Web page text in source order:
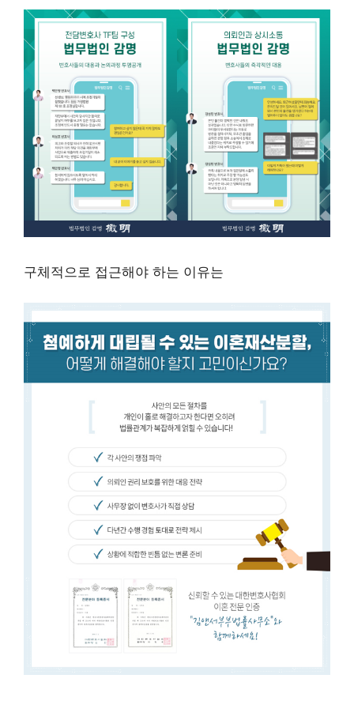
구체적으로 접근해야 하는 이유는